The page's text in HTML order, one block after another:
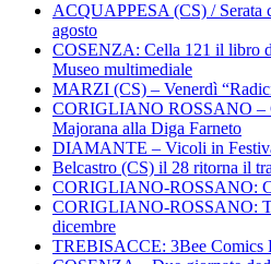
ACQUAPPESA (CS) / Serata
agosto
COSENZA: Cella 121 il libro
Museo multimediale
MARZI (CS) – Venerdì
CORIGLIANO ROSSANO –
Majorana alla Diga Farneto
DIAMANTE – Vicoli in
Belcastro (CS) il 28 ritorna il
CORIGLIANO-ROSSANO:
CORIGLIANO-ROSSANO:
dicembre
TREBISACCE: 3Bee Comics